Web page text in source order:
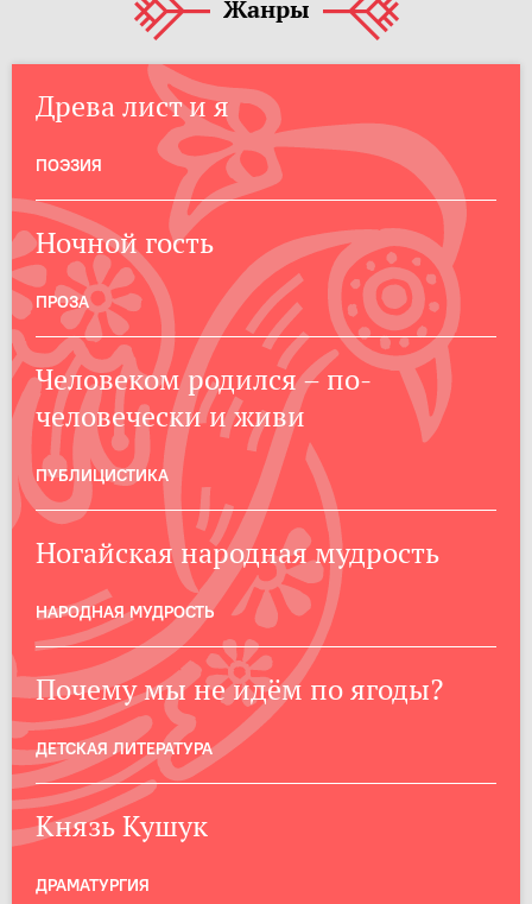
Жанры
Древа лист и я
ПОЭЗИЯ
Ночной гость
ПРОЗА
Человеком родился – по-
человечески и живи
ПУБЛИЦИСТИКА
Ногайская народная мудрость
НАРОДНАЯ МУДРОСТЬ
Почему мы не идём по ягоды?
ДЕТСКАЯ ЛИТЕРАТУРА
Князь Кушук
ДРАМАТУРГИЯ